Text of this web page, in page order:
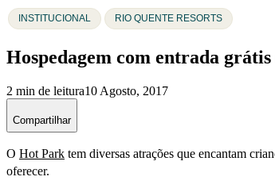
INSTITUCIONAL RIO QUENTE RESORTS
Hospedagem com entrada
2 min de leitura10 Agosto, 2017
Compartilhar
O Hot Park tem diversas atrações que encantam
oferecer.